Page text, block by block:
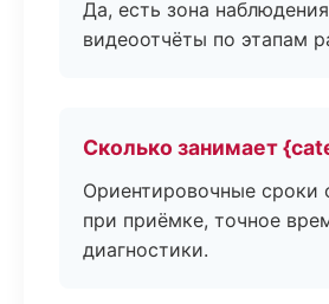
Да, есть зона
видеоотчёты по этапам
Сколько занимает
Ориентировочные сроки
при приёмке, точное
диагностики.